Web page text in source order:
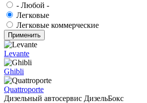
- Любой -
Легковые
Легковые коммерческие
Levante
Ghibli
Quattroporte
Дизельный автосервис ДизельБокс